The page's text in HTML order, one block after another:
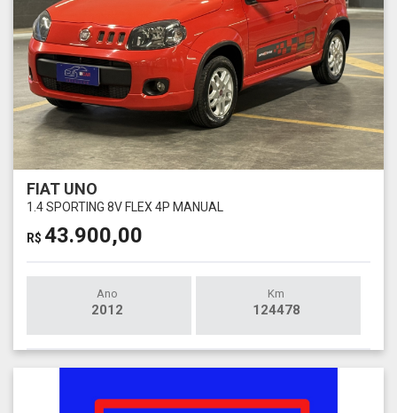
FIAT UNO
1.4 SPORTING 8V FLEX 4P MANUAL
R$ 43.900,00
Ano
2012
Km
124478